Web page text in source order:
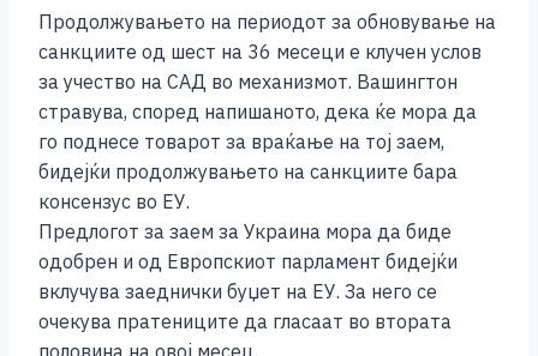
Продолжувањето на периодот за обновување на
санкциите од шест на 36 месеци е клучен услов
за учество на САД во механизмот. Вашингтон
стравува, според напишаното, дека ќе мора да
го поднесе товарот за враќање на тој заем,
бидејќи продолжувањето на санкциите бара
консензус во ЕУ.
Предлогот за заем за Украина мора да биде
одобрен и од Европскиот парламент бидејќи
вклучува заеднички буџет на ЕУ. За него се
очекува пратениците да гласаат во втората